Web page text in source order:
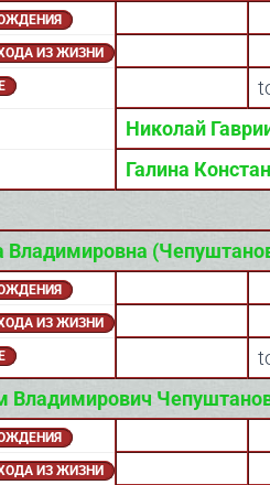
ИЗ ЖИЗНИ
Николай
Галина
Владимировна
ИЗ ЖИЗНИ
Владимирович
ИЗ ЖИЗНИ